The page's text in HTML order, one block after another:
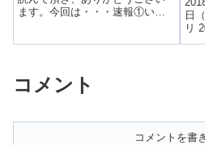
ます。今回は・・・速報①いざ
夢の海外ディズニー制覇へ！次
の旅行は・...
日
リ
す！
コメント
コメントを書